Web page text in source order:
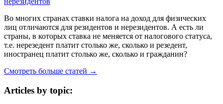
Во многих странах ставки налога на доход для физических
лиц отличаются для резидентов и нерезидентов. А есть ли
страны, в которых ставка не меняется от налогового статуса,
т.е. нерезедент платит столько же, сколько и резедент,
иностранец платит столько же, сколько и гражданин?
Смотреть больше статей →
Articles by topic: